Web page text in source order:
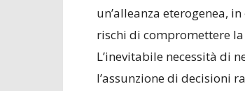
un’alleanza eterogenea,
rischi di compromettere
L’inevitabile necessità di
l’assunzione di decisioni